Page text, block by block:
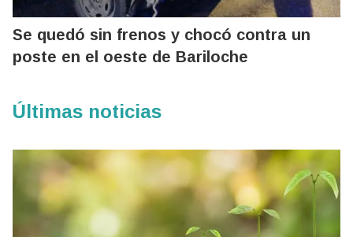
Se quedó sin frenos y chocó contra un
poste en el oeste de Bariloche
Últimas noticias